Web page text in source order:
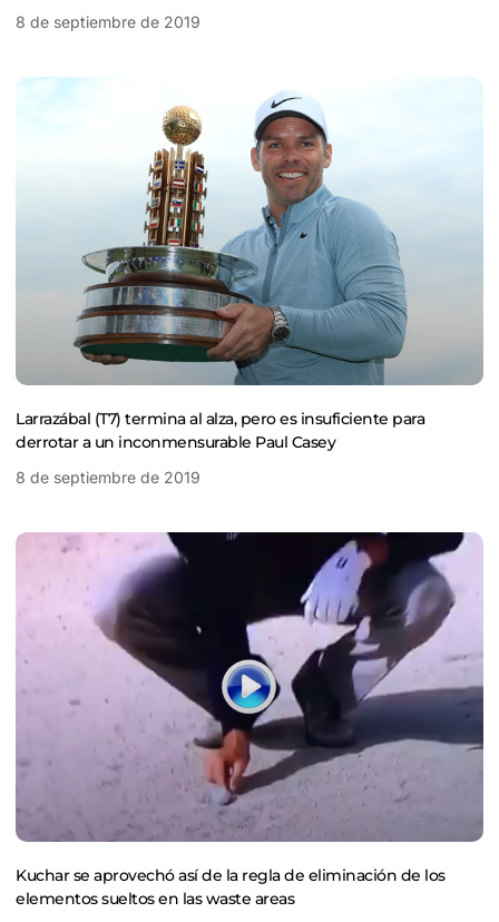
8 de septiembre de 2019
Larrazábal (T7) termina al alza, pero es insuficiente para
derrotar a un inconmensurable Paul Casey
8 de septiembre de 2019
Kuchar se aprovechó así de la regla de eliminación de los
elementos sueltos en las waste areas